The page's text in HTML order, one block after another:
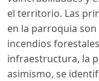
el territorio. Las
en la parroquia son
incendios
infraestructura, la
asimismo, se